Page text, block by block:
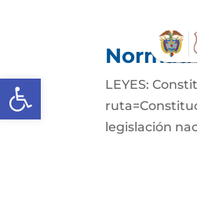
Abrir barra de herramientas
LEYES:
legislación